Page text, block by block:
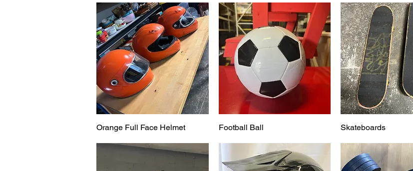
Vista rápida
Orange Full Face Helmet Vista rápida
Football Ball Vista rápida
Skateboards